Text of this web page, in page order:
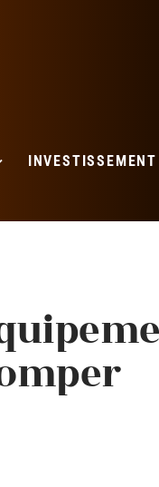
INVESTISSEMENT